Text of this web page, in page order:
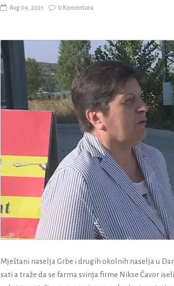
Avg 09, 2021 0 Komentara
Mještani naselja Grbe i drugih okolnih naselja u
sati a traže da se farma svinja firme Nikse Čavor